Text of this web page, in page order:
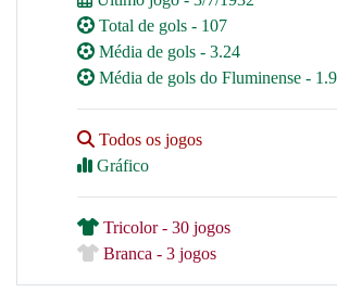
Total de gols - 107
Média de gols - 3.24
Média de gols do Fluminense -
Todos os jogos
Gráfico
Tricolor - 30 jogos
Branca - 3 jogos